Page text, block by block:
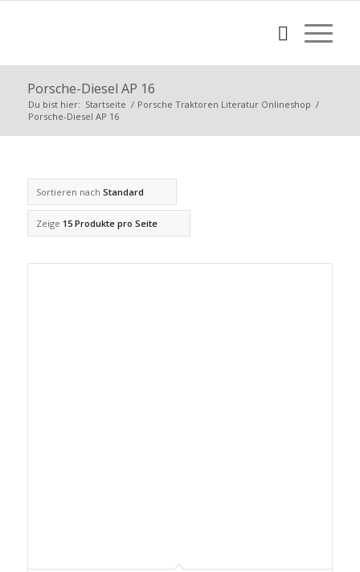
Porsche-Diesel AP 16
Du bist hier: Startseite / Porsche Traktoren Literatur Onlineshop /
Porsche-Diesel AP 16
Sortieren nach Standard
Zeige 15 Produkte pro Seite